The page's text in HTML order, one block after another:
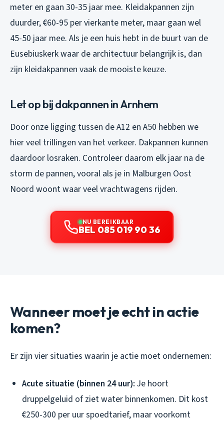
meter en gaan 30-35 jaar mee. Kleidakpannen zijn
duurder, €60-95 per vierkante meter, maar gaan wel
45-50 jaar mee. Als je een huis hebt in de buurt van de
Eusebiuskerk waar de architectuur belangrijk is, dan
zijn kleidakpannen vaak de mooiste keuze.
Let op bij dakpannen in Arnhem
Door onze ligging tussen de A12 en A50 hebben we
hier veel trillingen van het verkeer. Dakpannen kunnen
daardoor losraken. Controleer daarom elk jaar na de
storm de pannen, vooral als je in Malburgen Oost
Noord woont waar veel vrachtwagens rijden.
NU BEREIKBAAR
BEL 085 019 90 36
Wanneer moet je echt in actie
komen?
Er zijn vier situaties waarin je actie moet ondernemen:
Acute situatie (binnen 24 uur): Je hoort
druppelgeluid of ziet water binnenkomen. Dit kost
€250-300 per uur spoedtarief, maar voorkomt